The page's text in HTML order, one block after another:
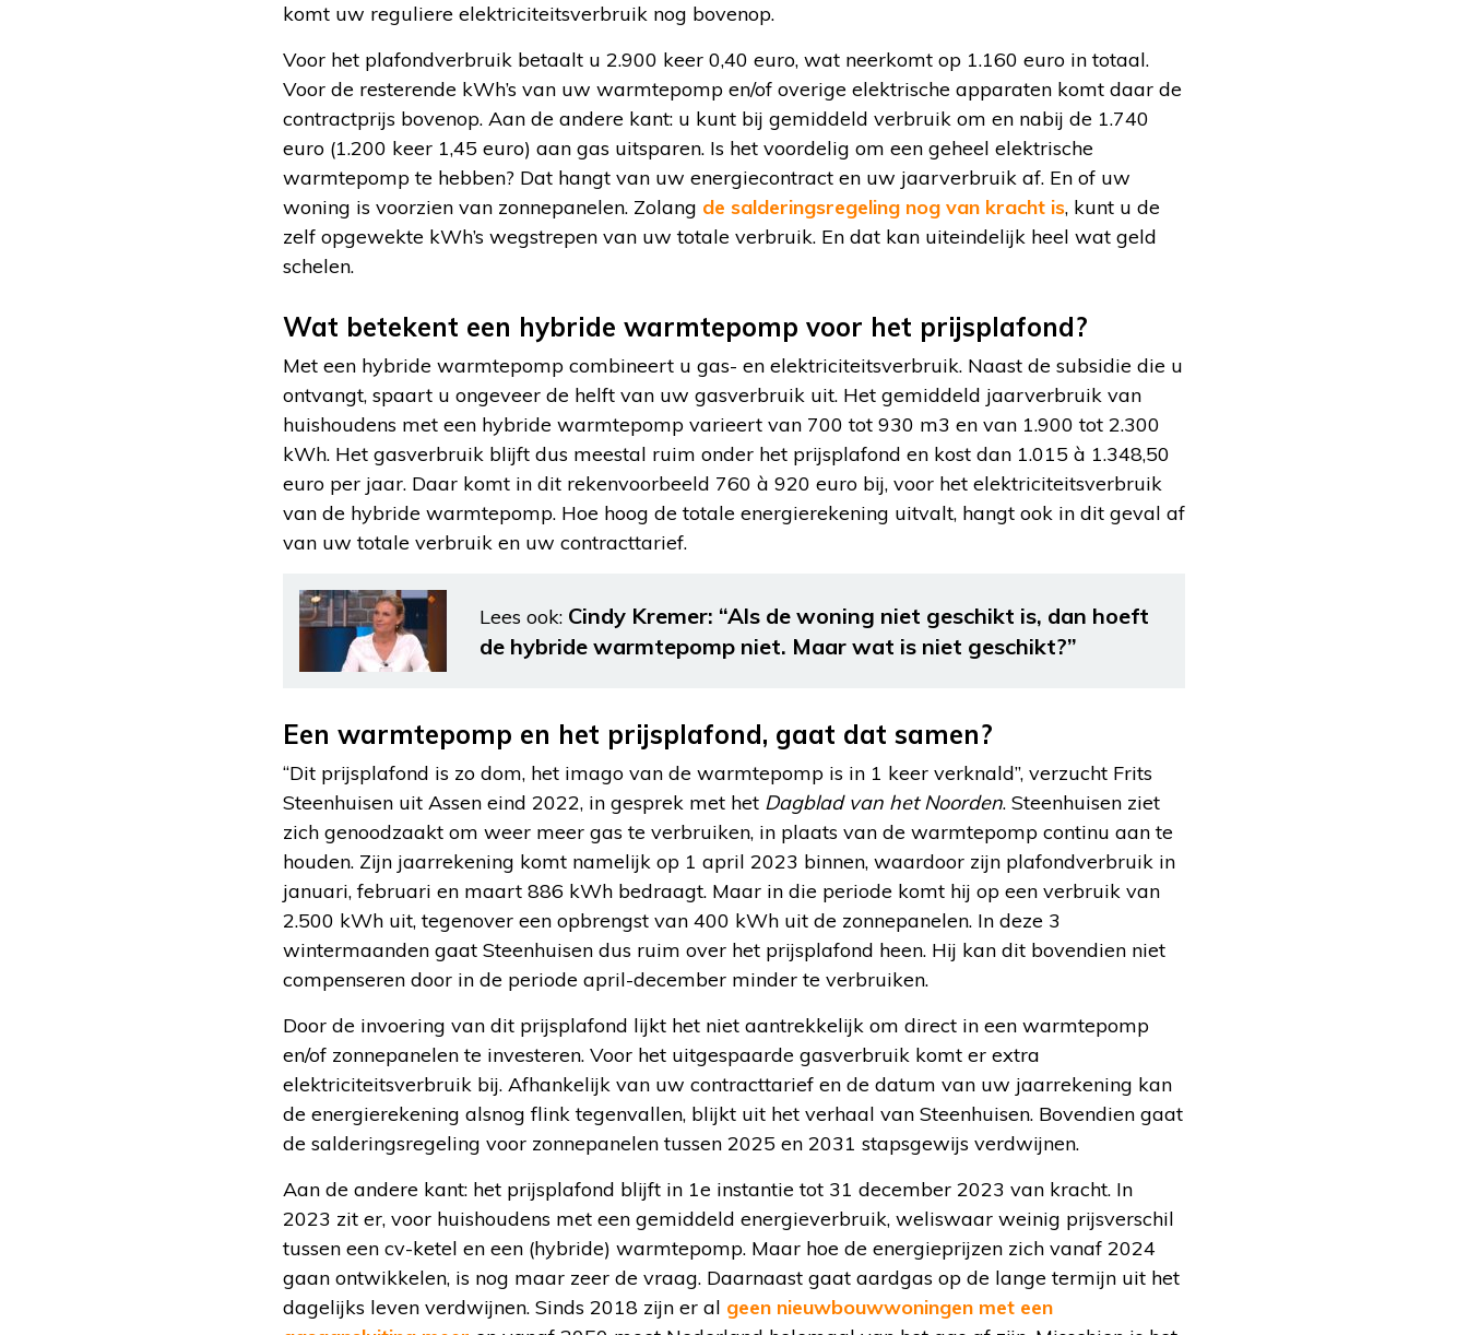
komt uw reguliere elektriciteitsverbruik nog bovenop.
Voor het plafondverbruik betaalt u 2.900 keer 0,40 euro, wat neerkomt op 1.160 euro in totaal.
Voor de resterende kWh’s van uw warmtepomp en/of overige elektrische apparaten komt daar de
contractprijs bovenop. Aan de andere kant: u kunt bij gemiddeld verbruik om en nabij de 1.740
euro (1.200 keer 1,45 euro) aan gas uitsparen. Is het voordelig om een geheel elektrische
warmtepomp te hebben? Dat hangt van uw energiecontract en uw jaarverbruik af. En of uw
woning is voorzien van zonnepanelen. Zolang de salderingsregeling nog van kracht is, kunt u de
zelf opgewekte kWh’s wegstrepen van uw totale verbruik. En dat kan uiteindelijk heel wat geld
schelen.
Wat betekent een hybride warmtepomp voor het prijsplafond?
Met een hybride warmtepomp combineert u gas- en elektriciteitsverbruik. Naast de subsidie die u
ontvangt, spaart u ongeveer de helft van uw gasverbruik uit. Het gemiddeld jaarverbruik van
huishoudens met een hybride warmtepomp varieert van 700 tot 930 m3 en van 1.900 tot 2.300
kWh. Het gasverbruik blijft dus meestal ruim onder het prijsplafond en kost dan 1.015 à 1.348,50
euro per jaar. Daar komt in dit rekenvoorbeeld 760 à 920 euro bij, voor het elektriciteitsverbruik
van de hybride warmtepomp. Hoe hoog de totale energierekening uitvalt, hangt ook in dit geval af
van uw totale verbruik en uw contracttarief.
Lees ook: Cindy Kremer: “Als de woning niet geschikt is, dan hoeft
de hybride warmtepomp niet. Maar wat is niet geschikt?”
Een warmtepomp en het prijsplafond, gaat dat samen?
“Dit prijsplafond is zo dom, het imago van de warmtepomp is in 1 keer verknald”, verzucht Frits
Steenhuisen uit Assen eind 2022, in gesprek met het Dagblad van het Noorden. Steenhuisen ziet
zich genoodzaakt om weer meer gas te verbruiken, in plaats van de warmtepomp continu aan te
houden. Zijn jaarrekening komt namelijk op 1 april 2023 binnen, waardoor zijn plafondverbruik in
januari, februari en maart 886 kWh bedraagt. Maar in die periode komt hij op een verbruik van
2.500 kWh uit, tegenover een opbrengst van 400 kWh uit de zonnepanelen. In deze 3
wintermaanden gaat Steenhuisen dus ruim over het prijsplafond heen. Hij kan dit bovendien niet
compenseren door in de periode april-december minder te verbruiken.
Door de invoering van dit prijsplafond lijkt het niet aantrekkelijk om direct in een warmtepomp
en/of zonnepanelen te investeren. Voor het uitgespaarde gasverbruik komt er extra
elektriciteitsverbruik bij. Afhankelijk van uw contracttarief en de datum van uw jaarrekening kan
de energierekening alsnog flink tegenvallen, blijkt uit het verhaal van Steenhuisen. Bovendien gaat
de salderingsregeling voor zonnepanelen tussen 2025 en 2031 stapsgewijs verdwijnen.
Aan de andere kant: het prijsplafond blijft in 1e instantie tot 31 december 2023 van kracht. In
2023 zit er, voor huishoudens met een gemiddeld energieverbruik, weliswaar weinig prijsverschil
tussen een cv-ketel en een (hybride) warmtepomp. Maar hoe de energieprijzen zich vanaf 2024
gaan ontwikkelen, is nog maar zeer de vraag. Daarnaast gaat aardgas op de lange termijn uit het
dagelijks leven verdwijnen. Sinds 2018 zijn er al geen nieuwbouwwoningen met een